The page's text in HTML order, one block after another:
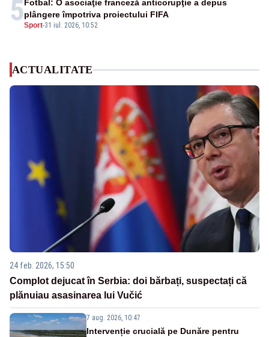
5Sport-31 iul. 2026, 10:52
Fotbal: O asociaţie franceză anticorupţie a depus
plângere împotriva proiectului FIFA
ACTUALITATE
24 feb. 2026, 15:50
Complot dejucat în Serbia: doi bărbați, suspectați că
plănuiau asasinarea lui Vučić
7 aug. 2026, 10:47
Intervenție crucială pe Dunăre pentru